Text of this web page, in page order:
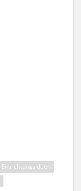
Einrichtungsideen